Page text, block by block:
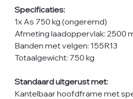
Specificaties:
1x As 750 kg (ongeremd)
Afmeting laadoppervlak: 2500
Banden met velgen: 155R13
Totaalgewicht: 750 kg
Standaard uitgerust met:
Kantelbaar hoofdframe met